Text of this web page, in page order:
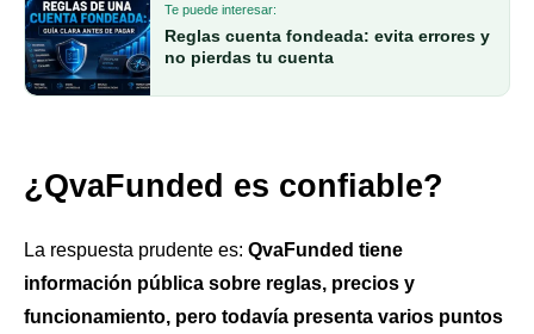
Te puede interesar:
Reglas cuenta fondeada: evita errores y
no pierdas tu cuenta
¿QvaFunded es confiable?
La respuesta prudente es: QvaFunded tiene
información pública sobre reglas, precios y
funcionamiento, pero todavía presenta varios puntos